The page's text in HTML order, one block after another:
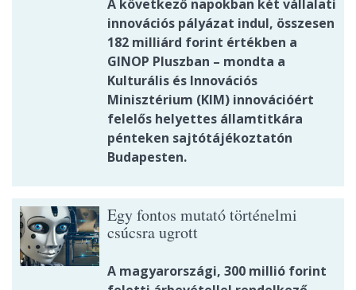
A következő napokban két vállalati
innovációs pályázat indul, összesen
182 milliárd forint értékben a
GINOP Pluszban – mondta a
Kulturális és Innovációs
Minisztérium (KIM) innovációért
felelős helyettes államtitkára
pénteken sajtótájékoztatón
Budapesten.
Egy fontos mutató történelmi
csúcsra ugrott
A magyarországi, 300 millió forint